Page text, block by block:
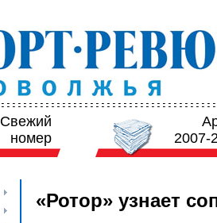
Свежий
номер
2007-
«Ротор» узнает